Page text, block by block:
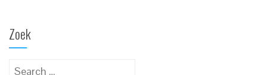
Zoek
Search